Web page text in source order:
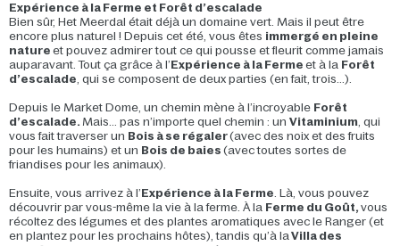
Expérience à la Ferme et Forêt d’escalade
Bien sûr, Het Meerdal était déjà un domaine vert. Mais il peut être
encore plus naturel ! Depuis cet été, vous êtes immergé en pleine
nature et pouvez admirer tout ce qui pousse et fleurit comme jamais
auparavant. Tout ça grâce à l’Expérience à la Ferme et à la Forêt
d’escalade, qui se composent de deux parties (en fait, trois...).
Depuis le Market Dome, un chemin mène à l’incroyable Forêt
d’escalade. Mais... pas n’importe quel chemin : un Vitaminium, qui
vous fait traverser un Bois à se régaler(avec des noix et des fruits
pour les humains) et un Bois de baies (avec toutes sortes de
friandises pour les animaux).
Ensuite, vous arrivez à l’Expérience à la Ferme. Là, vous pouvez
découvrir par vous-même la vie à la ferme. À la Ferme du Goût,vous
récoltez des légumes et des plantes aromatiques avec le Ranger (et
en plantez pour les prochains hôtes), tandis qu’à laVilla des